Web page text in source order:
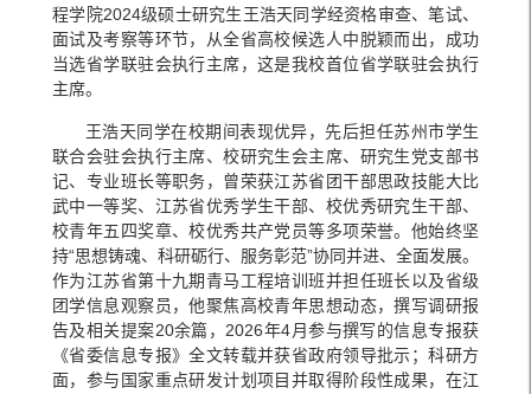
程学院2024级硕士研究生王浩天同学经资格审查、笔试、
面试及考察等环节，从全省高校候选人中脱颖而出，成功
当选省学联驻会执行主席，这是我校首位省学联驻会执行
主席。
王浩天同学在校期间表现优异，先后担任苏州市学生
联合会驻会执行主席、校研究生会主席、研究生党支部书
记、专业班长等职务，曾荣获江苏省团干部思政技能大比
武中一等奖、江苏省优秀学生干部、校优秀研究生干部、
校青年五四奖章、校优秀共产党员等多项荣誉。他始终坚
持“思想铸魂、科研砺行、服务彰范”协同并进、全面发展。
作为江苏省第十九期青马工程培训班并担任班长以及省级
团学信息观察员，他聚焦高校青年思想动态，撰写调研报
告及相关提案20余篇，2026年4月参与撰写的信息专报获
《省委信息专报》全文转载并获省政府领导批示；科研方
面，参与国家重点研发计划项目并取得阶段性成果，在江